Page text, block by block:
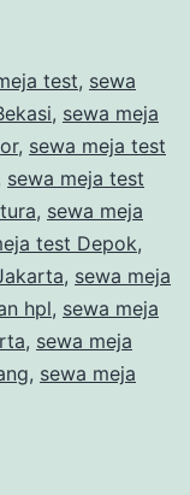
Menteng
Jakarta
Pusat
test, sewa
, sewa meja
, sewa meja test
sewa meja test
, sewa meja
test Depok,
, sewa meja
hpl, sewa meja
, sewa meja
, sewa meja